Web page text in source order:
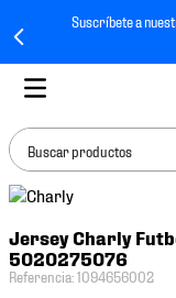
Suscríbete a
Buscar productos
Jersey Charly
5020275076
Referencia:1094656002
BUSCADOS
1.
tenis mujer